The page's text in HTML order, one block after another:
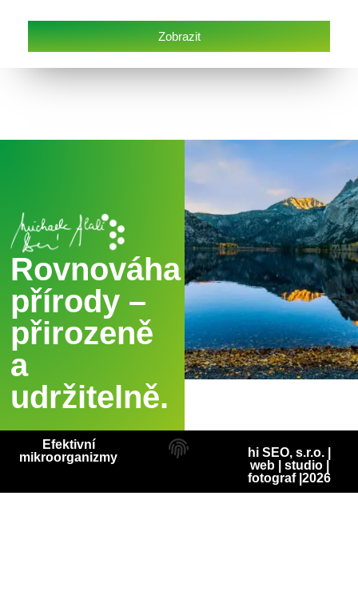
Zobrazit
Rovnováha
přírody –
přirozeně
a
udržitelně.
hi SEO, s.r.o. |
web| studio|
fotograf|2026
Efektivní
mikroorganizmy